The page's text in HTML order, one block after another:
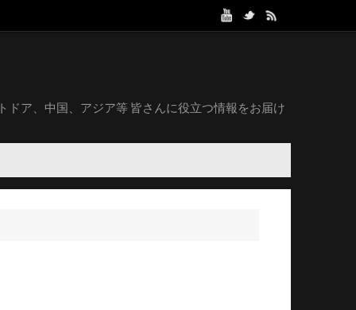
ア、中国、アジア等 皆さんに役立つ情報をお届け